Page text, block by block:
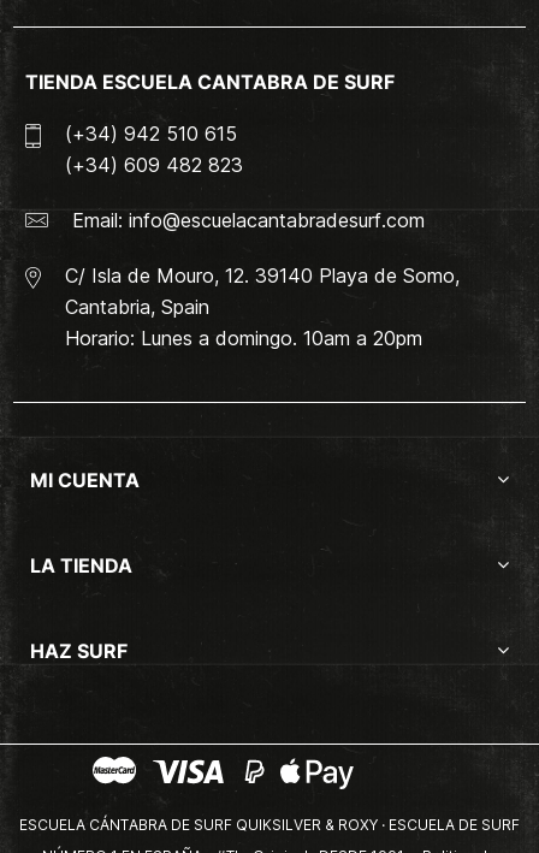
TIENDA ESCUELA CANTABRA DE SURF
(+34) 942 510 615
(+34) 609 482 823
Email: info@escuelacantabradesurf.com
C/ Isla de Mouro, 12. 39140 Playa de Somo,
Cantabria, Spain
Horario: Lunes a domingo. 10am a 20pm
MI CUENTA
LA TIENDA
HAZ SURF
ESCUELA CÁNTABRA DE SURF QUIKSILVER & ROXY · ESCUELA DE SURF